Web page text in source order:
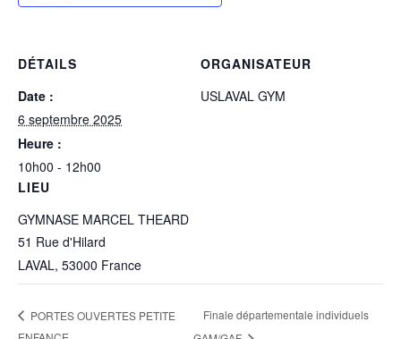
DÉTAILS
Date :
6 septembre 2025
Heure :
10h00 - 12h00
LIEU
GYMNASE MARCEL THEARD
51 Rue d'Hilard
LAVAL, 53000 France
ORGANISATEUR
USLAVAL GYM
PORTES OUVERTES PETITE
Finale départementale individuels